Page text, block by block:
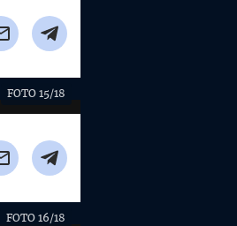
FOTO 15/18
FOTO 16/18